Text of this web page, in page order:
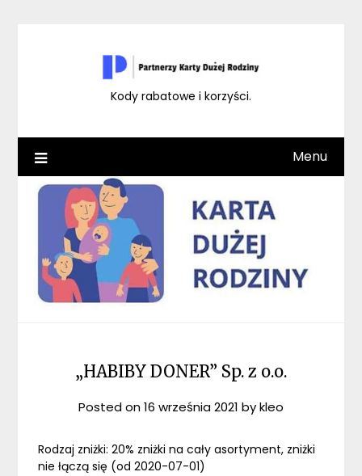
Kody rabatowe i korzyści.
Menu
„HABIBY DONER” Sp. z o.o.
Posted on16 września 2021 bykleo
Rodzaj zniżki: 20% zniżki na cały asortyment, zniżki
nie łączą się (od 2020-07-01)